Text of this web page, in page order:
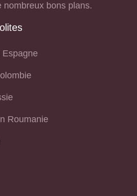
nombreux bons plans.
Espagne
Roumanie